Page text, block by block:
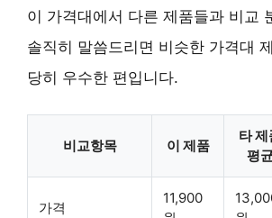
이 가격대에서 다른 제품들과 비교
솔직히 말씀드리면 비슷한 가격대
당히 우수한 편입니다.
비교항목 이 제품
타 제
평
가격
11,900